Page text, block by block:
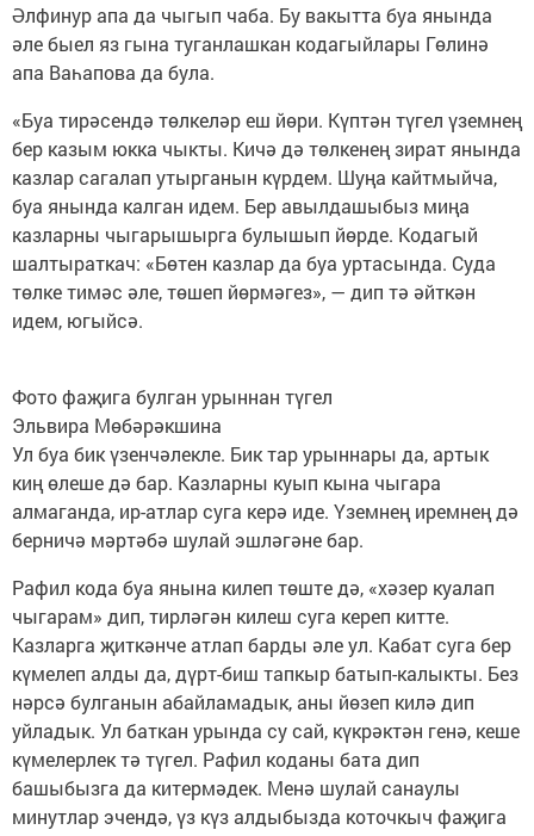
Әлфинур апа да чыгып чаба. Бу вакытта буа янында
әле быел яз гына туганлашкан кодагыйлары Гөлинә
апа Ваһапова да була.
«Буа тирәсендә төлкеләр еш йөри. Күптән түгел үземнең
бер казым юкка чыкты. Кичә дә төлкенең зират янында
казлар сагалап утырганын күрдем. Шуңа кайтмыйча,
буа янында калган идем. Бер авылдашыбыз миңа
казларны чыгарышырга булышып йөрде. Кодагый
шалтыраткач: «Бөтен казлар да буа уртасында. Суда
төлке тимәс әле, төшеп йөрмәгез», — дип тә әйткән
идем, югыйсә.
Фото фаҗига булган урыннан түгел
Эльвира Мөбәрәкшина
Ул буа бик үзенчәлекле. Бик тар урыннары да, артык
киң өлеше дә бар. Казларны куып кына чыгара
алмаганда, ир-атлар суга керә иде. Үземнең иремнең дә
берничә мәртәбә шулай эшләгәне бар.
Рафил кода буа янына килеп төште дә, «хәзер куалап
чыгарам» дип, тирләгән килеш суга кереп китте.
Казларга җиткәнче атлап барды әле ул. Кабат суга бер
күмелеп алды да, дүрт-биш тапкыр батып-калыкты. Без
нәрсә булганын абайламадык, аны йөзеп килә дип
уйладык. Ул баткан урында су сай, күкрәктән генә, кеше
күмелерлек тә түгел. Рафил коданы бата дип
башыбызга да китермәдек. Менә шулай санаулы
минутлар эчендә, үз күз алдыбызда коточкыч фаҗига